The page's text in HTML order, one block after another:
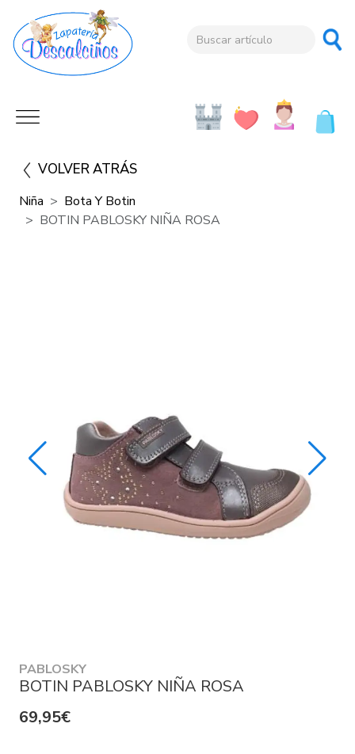
VOLVER ATRÁS
Niña
Bota Y Botin
BOTIN PABLOSKY NIÑA ROSA
PABLOSKY
BOTIN PABLOSKY NIÑA ROSA
69,95€